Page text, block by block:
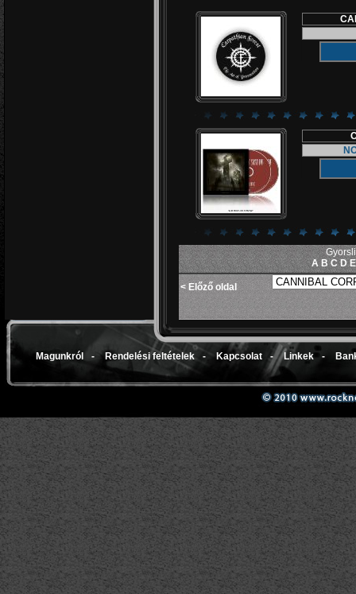
A B C D E
< Előző oldal
Magunkról - Rendelési feltételek - Kapcsolat - Linkek -